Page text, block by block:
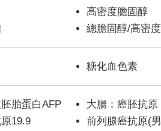
高密度膽固醇
總膽固醇/高密
糖化血色素
胎蛋白AFP 大腸：癌胚抗原
19.9
前列腺癌抗原(